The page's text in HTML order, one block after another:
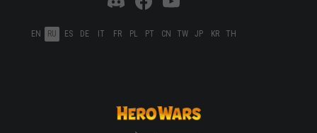
EN RU ES DE IT FR PL PT CN TW JP KR TH